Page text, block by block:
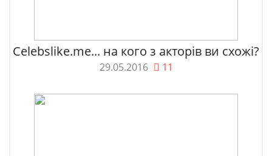
Celebslike.me... на кого з акторів ви схожі?
29.05.2016 11